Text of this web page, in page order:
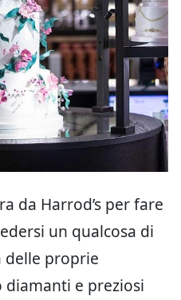
da Harrod’s per fare
un qualcosa di
delle proprie
e preziosi